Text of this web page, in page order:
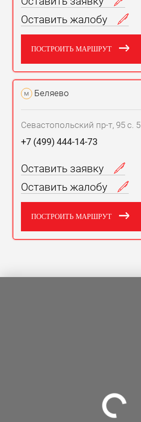
Оставить жалобу
ПОСТРОИТЬ МАРШРУТ
м Беляево
Севастопольский пр-т, 95 с. 5
+7 (499) 444-14-73
Оставить заявку
Оставить жалобу
ПОСТРОИТЬ МАРШРУТ